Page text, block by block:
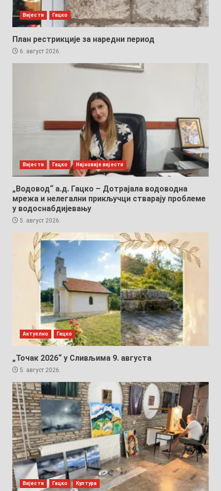
Вијести Гацко
План рестрикције за наредни период
6. август 2026.
Вијести Гацко Најновије вијести
„Водовод“ а.д. Гацко – Дотрајала водоводна
мрежа и нелегални прикључци стварају проблеме
у водоснабдијевању
5. август 2026.
Актуелно Гацко
„Точак 2026“ у Сливљима 9. августа
5. август 2026.
Вијести Гацко Култура